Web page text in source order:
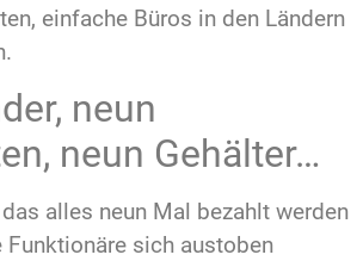
einfache Büros in den Ländern
neun
neun Gehälter…
alles neun Mal bezahlt werden
sich austoben